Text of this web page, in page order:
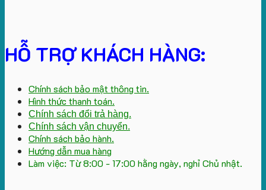
HỖ TRỢ KHÁCH HÀNG:
Chính sách bảo mật thông tin.
Hình thức thanh toán.
Chính sách đổi trả hàng.
Chính sách vận chuyển.
Chính sách bảo hành.
Hướng dẫn mua hàng
Làm việc: Từ 8:00 - 17:00 hằng ngày, nghỉ Chủ nhật.